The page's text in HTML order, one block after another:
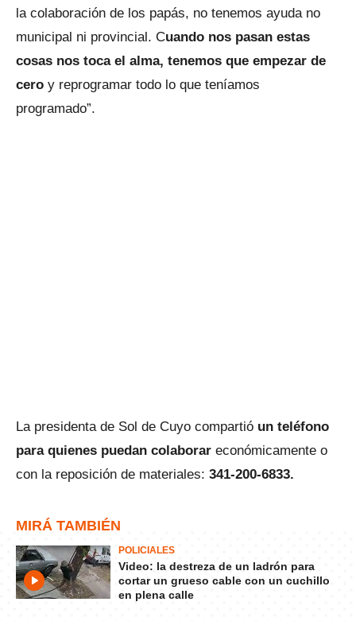
la colaboración de los papás, no tenemos ayuda no
municipal ni provincial. Cuando nos pasan estas
cosas nos toca el alma, tenemos que empezar de
cero y reprogramar todo lo que teníamos
programado”.
La presidenta de Sol de Cuyo compartió un teléfono
para quienes puedan colaborar económicamente o
con la reposición de materiales: 341-200-6833.
MIRÁ TAMBIÉN
POLICIALES
Video: la destreza de un ladrón para
cortar un grueso cable con un cuchillo
en plena calle